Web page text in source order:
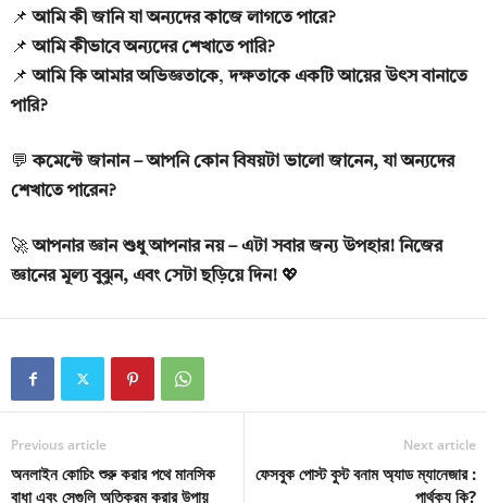
📌আমি কী জানি যা অন্যদের কাজে লাগতে পারে?
📌আমি কীভাবে অন্যদের শেখাতে পারি?
📌আমি কি আমার অভিজ্ঞতাকে, দক্ষতাকে একটি আয়ের উৎস বানাতে
পারি?
💬কমেন্টে জানান – আপনি কোন বিষয়টা ভালো জানেন, যা অন্যদের
শেখাতে পারেন?
🚀আপনার জ্ঞান শুধু আপনার নয় – এটা সবার জন্য উপহার! নিজের
জ্ঞানের মূল্য বুঝুন, এবং সেটা ছড়িয়ে দিন! 💖
Previous article
অনলাইন কোচিং শুরু করার পথে মানসিক
বাধা এবং সেগুলি অতিক্রম করার উপায়
Next article
ফেসবুক পোস্ট বুস্ট বনাম অ্যাড ম্যানেজার :
পার্থক্য কি?